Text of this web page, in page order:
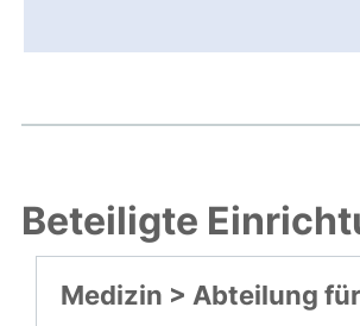
Beteiligte
Medizin > Abteilung